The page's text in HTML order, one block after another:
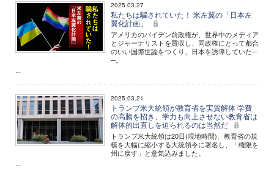
2025.03.27
私たちは騙されていた！ 米左翼の「日本左
翼化計画」
アメリカのバイデン前政権が、世界中のメディア
とジャーナリストを買収し、同政権にとって都合
のいい国際世論をつくり、日本を誘導していた─
─。
...
2025.03.21
トランプ米大統領が教育省を実質解体 学費
の高騰を招き、学力も向上させない教育省は
解体的出直しを迫られるのは当然だ
トランプ米大統領は20日(現地時間)、教育省の規
模を大幅に縮小する大統領令に署名し、「権限を
州に戻す」と意気込みました。
...